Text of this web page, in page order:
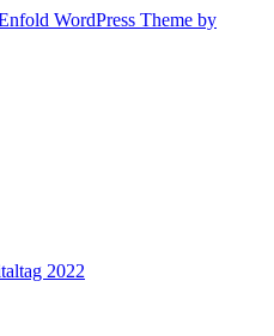
WordPress Theme by
2022